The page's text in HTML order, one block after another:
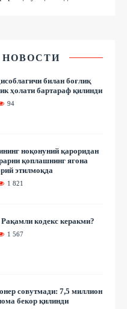
билан боғлиқ
ҳолати бартараф қилинди
94
ноқонуний қароридан
қоплашнинг ягона
этилмоқда
1 821
Рақамли кодекс керакми?
1 567
совутмади: 7,5 миллион
бекор қилинди